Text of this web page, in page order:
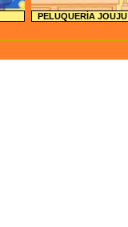
PELUQUERÍA JOUJU